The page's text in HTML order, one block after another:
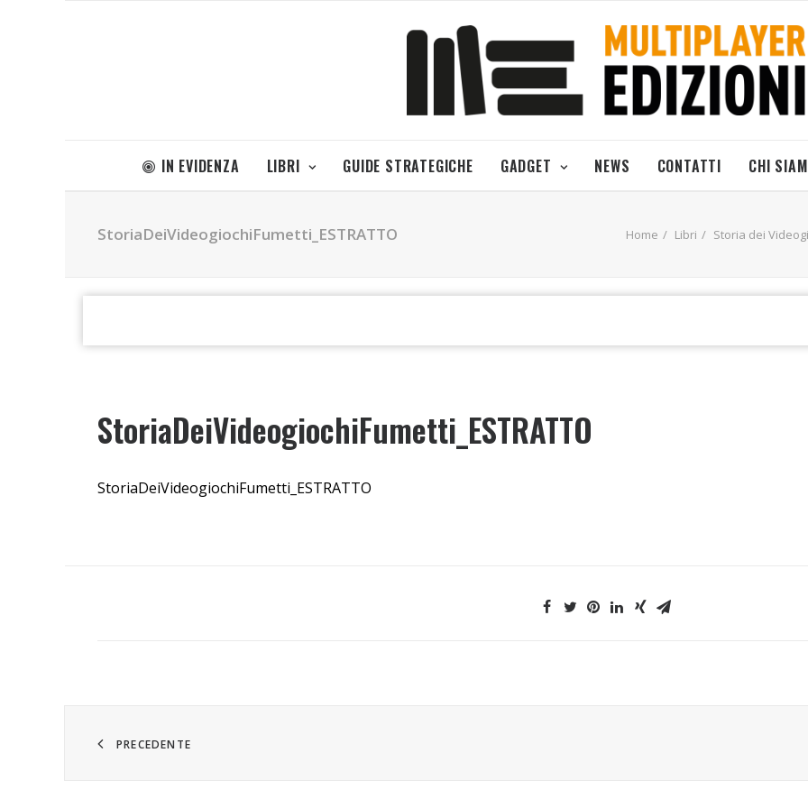
IN EVIDENZA LIBRI GUIDE STRATEGICHE GADGET NEWS CONTATTI CHI
StoriaDeiVideogiochiFumetti_ESTRATTO Home Libri Storia dei
StoriaDeiVideogiochiFumetti_ESTRATTO
StoriaDeiVideogiochiFumetti_ESTRATTO
PRECEDENTE